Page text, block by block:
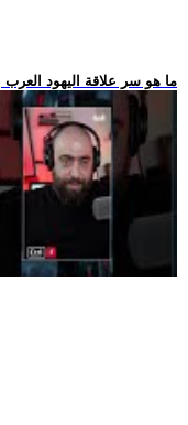
.. ما هو سر علاقة اليهود العرب